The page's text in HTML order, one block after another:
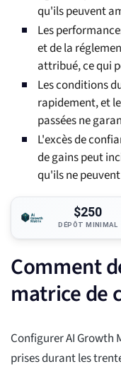
qu'ils peuvent
Les
et de la
attribué, ce qui
Les conditions
rapidement, et
passées ne
L'excès de
de gains peut
qu'ils ne
$250
DÉPÔT MINIMAL
Comment
matrice de
Configurer AI Growth
prises durant les